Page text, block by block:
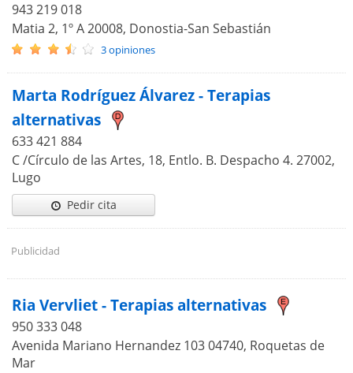
943 219 018
Matia 2, 1º A 20008, Donostia-San Sebastián
3 opiniones
Marta Rodríguez Álvarez - Terapias
alternativas
633 421 884
C /Círculo de las Artes, 18, Entlo. B. Despacho 4. 27002,
Lugo
Pedir cita
Publicidad
Ria Vervliet - Terapias alternativas
950 333 048
Avenida Mariano Hernandez 103 04740, Roquetas de
Mar